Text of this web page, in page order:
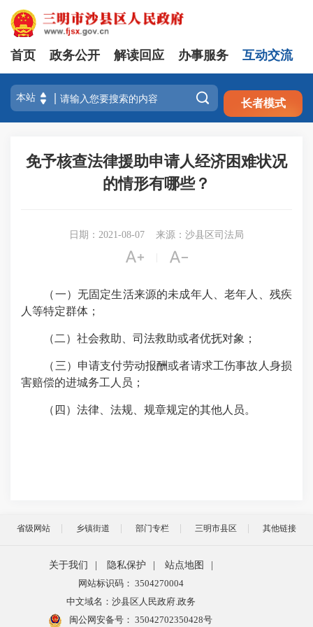
注册 登录
首页 政务公开 解读回应 办事服务 互动交流
 长者模式
免予核查法律援助申请人经济困难状况
的情形有哪些？
日期：2021-08-07 来源：沙县区司法局
 
（一）无固定生活来源的未成年人、老年人、残疾
人等特定群体；
（二）社会救助、司法救助或者优抚对象；
（三）申请支付劳动报酬或者请求工伤事故人身损
害赔偿的进城务工人员；
（四）法律、法规、规章规定的其他人员。
省级网站 乡镇街道 部门专栏 三明市县区 其他链接
关于我们 隐私保护 站点地图
网站标识码： 3504270004
中文域名：沙县区人民政府.政务
闽公网安备号： 35042702350428号